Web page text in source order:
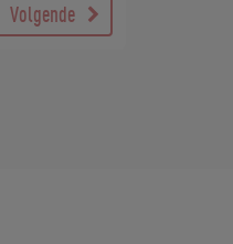
Volgende